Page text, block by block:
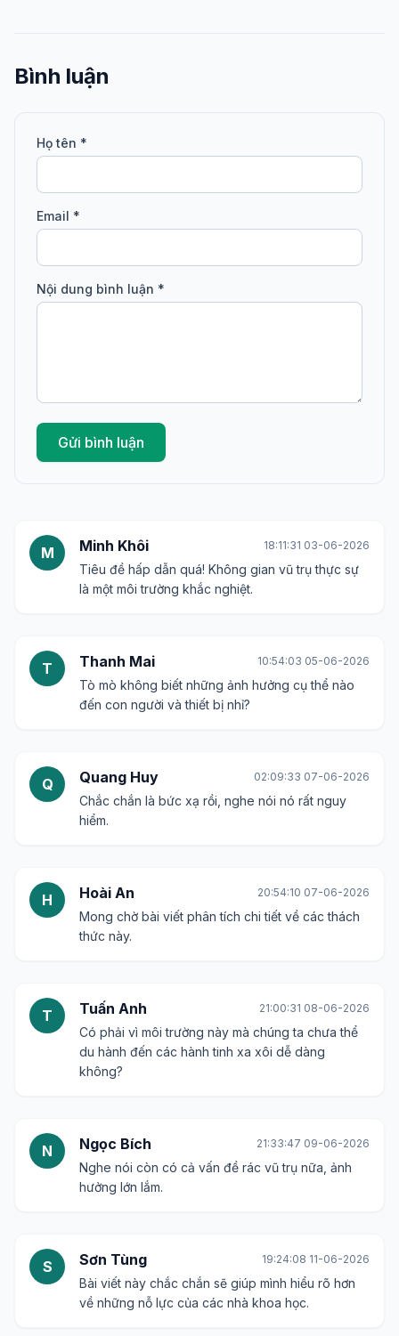
Bình luận
Họ tên *
Email *
Nội dung bình luận *
Gửi bình luận
M Minh Khôi 18:11:31 03-06-2026
Tiêu đề hấp dẫn quá! Không gian vũ trụ thực sự
là một môi trường khắc nghiệt.
T Thanh Mai 10:54:03 05-06-2026
Tò mò không biết những ảnh hưởng cụ thể nào
đến con người và thiết bị nhỉ?
Q Quang Huy 02:09:33 07-06-2026
Chắc chắn là bức xạ rồi, nghe nói nó rất nguy
hiểm.
H Hoài An 20:54:10 07-06-2026
Mong chờ bài viết phân tích chi tiết về các thách
thức này.
T Tuấn Anh 21:00:31 08-06-2026
Có phải vì môi trường này mà chúng ta chưa thể
du hành đến các hành tinh xa xôi dễ dàng
không?
N Ngọc Bích 21:33:47 09-06-2026
Nghe nói còn có cả vấn đề rác vũ trụ nữa, ảnh
hưởng lớn lắm.
S Sơn Tùng 19:24:08 11-06-2026
Bài viết này chắc chắn sẽ giúp mình hiểu rõ hơn
về những nỗ lực của các nhà khoa học.